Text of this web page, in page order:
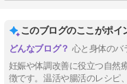
このブログのここがポイ
心と身体のバ
妊娠や体調改善に役立つ自然
徴です。温活や腸活のレシピ